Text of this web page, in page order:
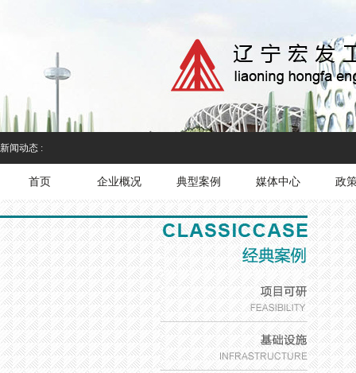
新闻动态 :
首页 企业概况 典型案例 媒体中心 政